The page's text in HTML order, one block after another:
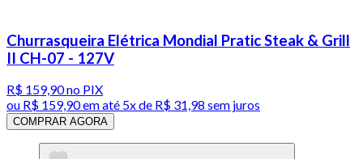
Churrasqueira Elétrica Mondial Pratic Steak & Grill
II CH-07 - 127V
R$ 159,90no PIX
ou R$ 159,90em até 5x de R$ 31,98 sem juros
COMPRAR AGORA